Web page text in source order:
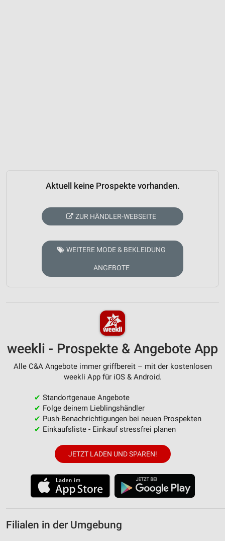
Aktuell keine Prospekte vorhanden.
ZUR HÄNDLER-WEBSEITE
WEITERE MODE & BEKLEIDUNG
ANGEBOTE
weekli - Prospekte & Angebote App
Alle C&A Angebote immer griffbereit – mit der kostenlosen
weekli App für iOS & Android.
✔ Standortgenaue Angebote
✔ Folge deinem Lieblingshändler
✔ Push-Benachrichtigungen bei neuen Prospekten
✔ Einkaufsliste - Einkauf stressfrei planen
JETZT LADEN UND SPAREN!
Filialen in der Umgebung